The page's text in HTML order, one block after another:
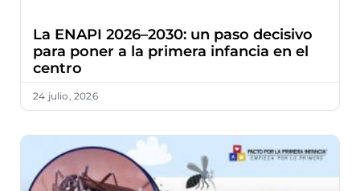
La ENAPI 2026–2030: un paso decisivo
para poner a la primera infancia en el
centro
24 julio, 2026